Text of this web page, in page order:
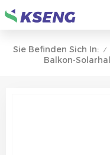
Sie Befinden Sich In: /